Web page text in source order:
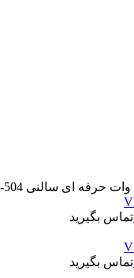
تماس بگیرید
تماس بگیرید